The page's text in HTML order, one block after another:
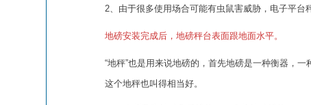
2、由于很多使用场合可能有虫鼠害威胁，电子平台
地磅安装完成后，地磅秤台表面跟地面水平。
“地秤”也是用来说地磅的，首先地磅是一种衡器，
这个地秤也叫得相当好。